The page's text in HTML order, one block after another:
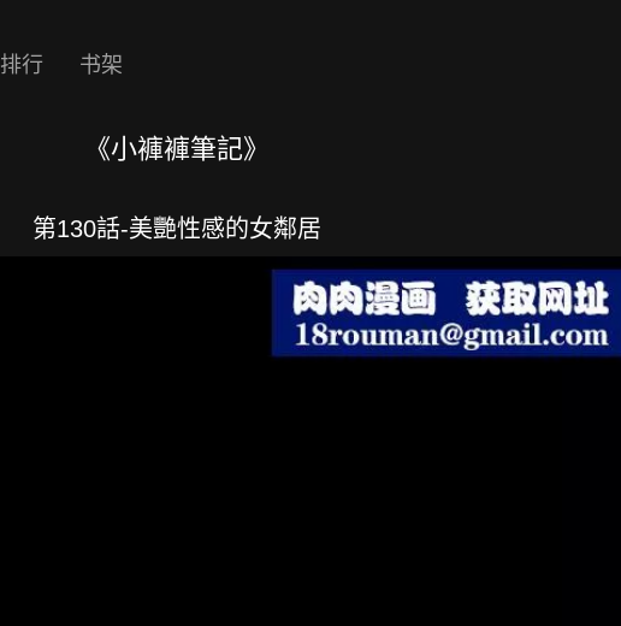
排行 书架
《小褲褲筆記》
第130話-美艷性感的女鄰居